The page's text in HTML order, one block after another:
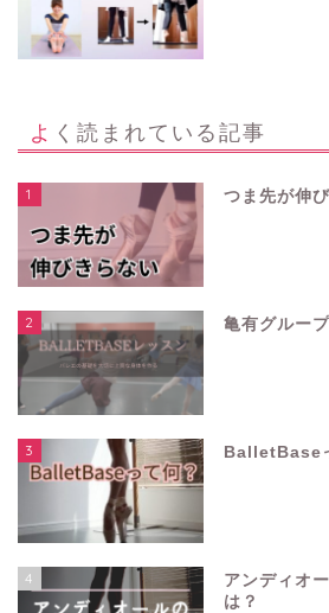
よく読まれている記事
1 つま先が伸
2 亀有グルー
3 BalletBase
4
アンディオ
は？